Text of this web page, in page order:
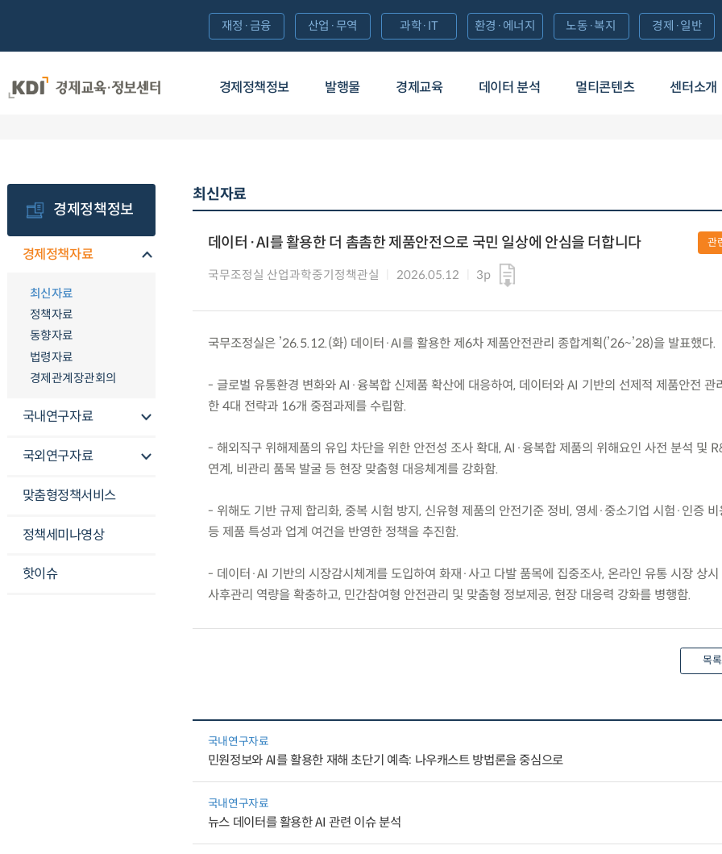
경제정책정보 발행물 경제교육 데이터 분석 멀티콘텐츠 센터소개
재정·금융 산업·무역 과학·IT 환경·에너지 노동·복지 경제·일반
경제정책정보
경제정책자료
최신자료
정책자료
동향자료
법령자료
경제관계장관회의
국내연구자료
국외연구자료
맞춤형정책서비스
정책세미나영상
핫이슈
최신자료
데이터·AI를 활용한 더 촘촘한 제품안전으로 국민 일상에 안심을 더합니다
국무조정실 산업과학중기정책관실 2026.05.12 3p
관
국무조정실은 ’26.5.12.(화) 데이터·AI를 활용한 제6차 제품안전관리 종합계획(’26~’28)을 발표했다.
- 글로벌 유통환경 변화와 AI·융복합 신제품 확산에 대응하여, 데이터와 AI 기반의 선제적 제품안전 관
한 4대 전략과 16개 중점과제를 수립함.
- 해외직구 위해제품의 유입 차단을 위한 안전성 조사 확대, AI·융복합 제품의 위해요인 사전 분석 및
연계, 비관리 품목 발굴 등 현장 맞춤형 대응체계를 강화함.
- 위해도 기반 규제 합리화, 중복 시험 방지, 신유형 제품의 안전기준 정비, 영세·중소기업 시험·인증 비
등 제품 특성과 업계 여건을 반영한 정책을 추진함.
- 데이터·AI 기반의 시장감시체계를 도입하여 화재·사고 다발 품목에 집중조사, 온라인 유통 시장 상
사후관리 역량을 확충하고, 민간참여형 안전관리 및 맞춤형 정보제공, 현장 대응력 강화를 병행함.
목록
국내연구자료
민원정보와 AI를 활용한 재해 초단기 예측: 나우캐스트 방법론을 중심으로
국내연구자료
뉴스 데이터를 활용한 AI 관련 이슈 분석